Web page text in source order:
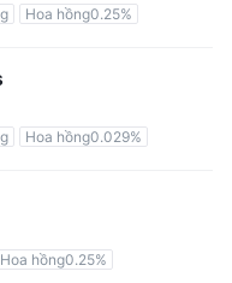
Hoa hồng0.25%
Hoa hồng0.029%
Hoa hồng0.25%